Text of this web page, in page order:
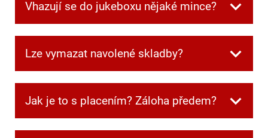
převzetí. Jen je potřeba mít jednu zásuvku
reprobedny.
Vhazují se do jukeboxu nějaké mince?
kredity.
Lze vymazat navolené skladby?
ostatní nechtějí poslouchat, můžete frontu
Jak je to s placením? Záloha předem?